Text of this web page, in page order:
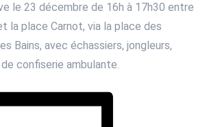
le 23 décembre de 16h à 17h30 entre
la place Carnot, via la place des
Bains, avec échassiers, jongleurs,
confiserie ambulante.